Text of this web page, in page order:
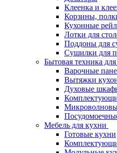
Клеенка и
Корзины,
Кухонные
Лотки для
Поддоны для
Сушилки для
Бытовая техника
Варочные
Вытяжки
Духовые
Мебель для кухни
Готовые кухни